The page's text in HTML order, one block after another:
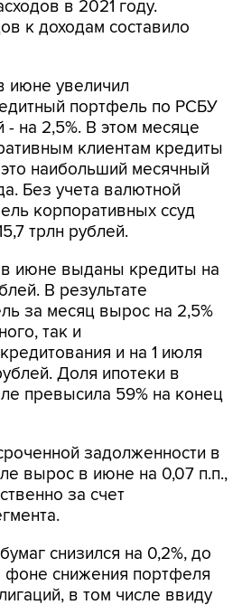
увеличил
на 2,5%. В этом месяце
клиентам кредиты
наибольший месячный
Без учета валютной
корпоративных ссуд
трлн рублей.
июне выданы кредиты на
за месяц вырос на 2,5%
так и
и на 1 июля
Доля ипотеки в
превысила 59% на конец
задолженности в
за счет
снизился на 0,2%, до
в том числе ввиду